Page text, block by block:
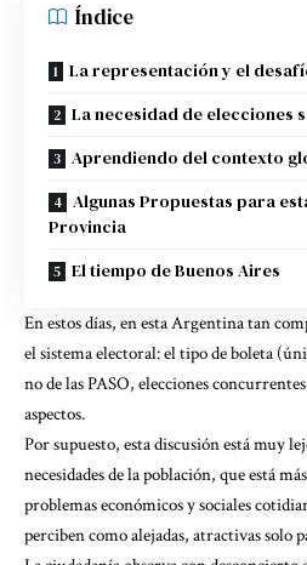
Índice
La representación y el
La necesidad de elecciones
Aprendiendo del contexto
Algunas Propuestas para
Provincia
El tiempo de Buenos Aires
En estos días, en esta Argentina tan
el sistema electoral: el tipo de boleta
no de las PASO, elecciones
aspectos.
Por supuesto, esta discusión está muy
necesidades de la población, que está
problemas económicos y sociales
perciben como alejadas, atractivas solo